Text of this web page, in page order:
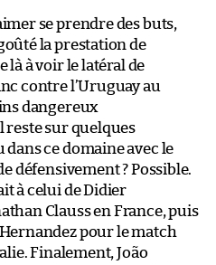
se prendre des buts,
la prestation de
là à voir le latéral de
contre l’Uruguay au
dangereux
reste sur quelques
ce domaine avec le
défensivement ? Possible.
à celui de Didier
Clauss en France, puis
pour le match
Finalement, João